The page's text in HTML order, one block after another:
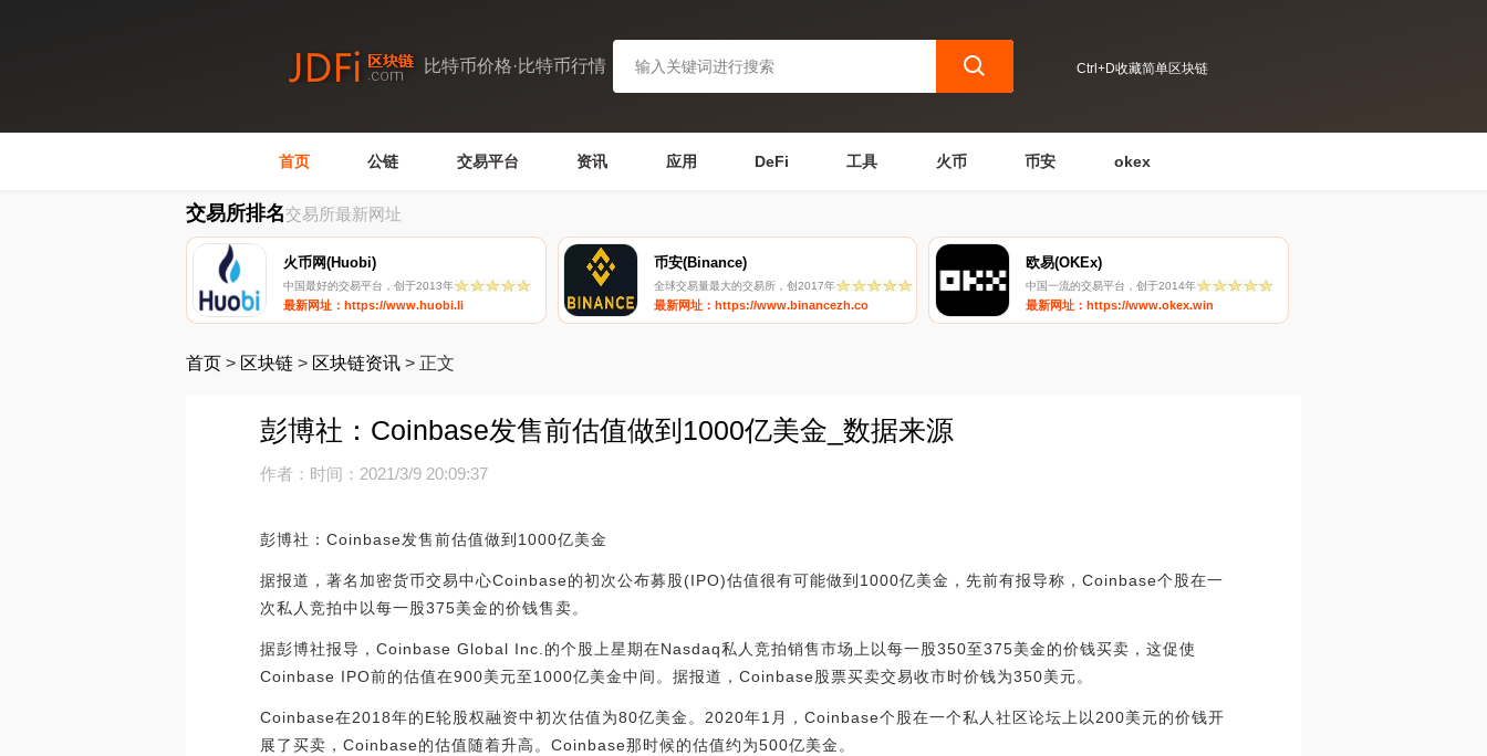
比特币价格·比特币行情 Ctrl+D收藏简单区块链
首页 公链 交易平台 资讯 应用 DeFi 工具 火币 币安 okex
交易所排名交易所最新网址
火币网(Huobi)
中国最好的交易平台，创于2013年
最新网址：https://www.huobi.li
币安(Binance)
全球交易量最大的交易所，创2017年
最新网址：https://www.binancezh.co
欧易(OKEx)
中国一流的交易平台，创于2014年
最新网址：https://www.okex.win
首页 > 区块链 > 区块链资讯 > 正文
彭博社：Coinbase发售前估值做到1000亿美金_数据来源
作者： 时间：2021/3/9 20:09:37
彭博社：Coinbase发售前估值做到1000亿美金
据报道，著名加密货币交易中心Coinbase的初次公布募股(IPO)估值很有可能做到1000亿美金，先前有报导称，Coinbase个股在一
次私人竞拍中以每一股375美金的价钱售卖。
据彭博社报导，Coinbase Global Inc.的个股上星期在Nasdaq私人竞拍销售市场上以每一股350至375美金的价钱买卖，这促使
Coinbase IPO前的估值在900美元至1000亿美金中间。据报道，Coinbase股票买卖交易收市时价钱为350美元。
Coinbase在2018年的E轮股权融资中初次估值为80亿美金。2020年1月，Coinbase个股在一个私人社区论坛上以200美元的价钱开
展了买卖，Coinbase的估值随着升高。Coinbase那时候的估值约为500亿美金。